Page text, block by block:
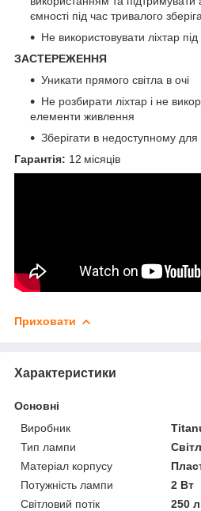
ємності під час тривалого
Не використовувати ліхтар
ЗАСТЕРЕЖЕННЯ
Уникати прямого світла в очі
Не розбирати ліхтар і не
елементи живлення
Зберігати в недоступному для
Гарантія: 12 місяців
Приховати
Характеристики
Основні
Виробник
Тип лампи
Матеріал корпусу
Потужність лампи
2 Вт
Світловий потік
250